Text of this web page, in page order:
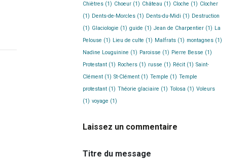
Chiètres(1) Choeur(1) Château (1) Cloche (1) Clocher
(1) Dents-de-Morcles(1) Dents-du-Midi (1) Destruction
(1) Glaciologie (1) guide (1) Jean de Charpentier(1) La
Pelouse (1) Lieu de culte (1) Malfrats(1) montagnes(1)
Nadine Louguinine (1) Paroisse (1) Pierre Besse (1)
Protestant(1) Rochers(1) russe (1) Récit(1) Saint-
Clément(1) St-Clément(1) Temple (1) Temple
protestant(1) Théorie glaciaire (1) Tolosa (1) Voleurs
(1) voyage (1)
Laissez un commentaire
Titre du message